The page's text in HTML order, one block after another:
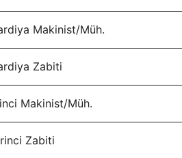
Makinist/Müh.
Zabiti
Makinist/Müh.
Zabiti